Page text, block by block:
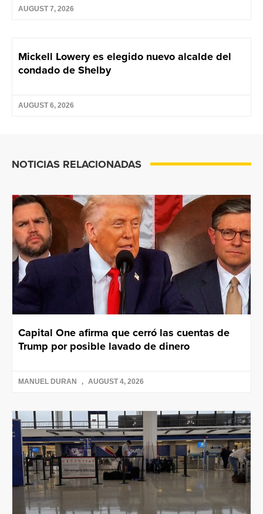
AUGUST 7, 2026
Mickell Lowery es elegido nuevo alcalde del
condado de Shelby
AUGUST 6, 2026
NOTICIAS RELACIONADAS
Capital One afirma que cerró las cuentas de
Trump por posible lavado de dinero
MANUEL DURAN AUGUST 4, 2026